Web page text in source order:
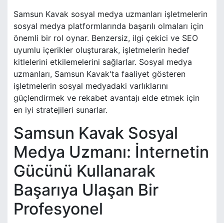
Samsun Kavak sosyal medya uzmanları işletmelerin
sosyal medya platformlarında başarılı olmaları için
önemli bir rol oynar. Benzersiz, ilgi çekici ve SEO
uyumlu içerikler oluşturarak, işletmelerin hedef
kitlelerini etkilemelerini sağlarlar. Sosyal medya
uzmanları, Samsun Kavak'ta faaliyet gösteren
işletmelerin sosyal medyadaki varlıklarını
güçlendirmek ve rekabet avantajı elde etmek için
en iyi stratejileri sunarlar.
Samsun Kavak Sosyal
Medya Uzmanı: İnternetin
Gücünü Kullanarak
Başarıya Ulaşan Bir
Profesyonel